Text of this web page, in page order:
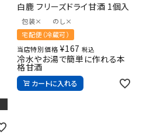
白鹿 フリーズドライ甘酒 1個入
包装×
のし×
宅配便（冷蔵可）
当店特別価格 ¥167 税込
冷水やお湯で簡単に作れる本
格甘酒
カートに入れる